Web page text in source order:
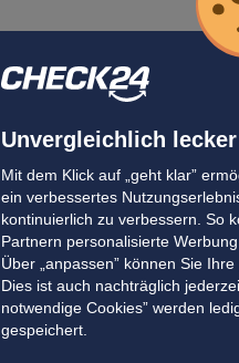
Unvergleichlich lecker
Mit dem Klick auf „geht klar”
ein verbessertes
kontinuierlich zu verbessern. So
Partnern personalisierte
Über „anpassen” können Sie
Dies ist auch nachträglich
notwendige Cookies” werden
gespeichert.